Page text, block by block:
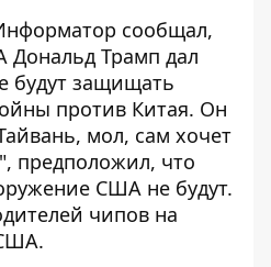
сообщал,
Дональд Трамп дал
будут защищать
против Китая. Он
мол, сам хочет
предположил, что
США не будут.
чипов на